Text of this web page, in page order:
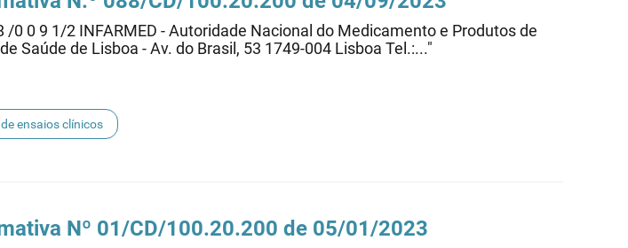
/0 0 9 1/2 INFARMED - Autoridade Nacional do Medicamento e Produtos de
Saúde de Lisboa - Av. do Brasil, 53 1749-004 Lisboa Tel.:..."
ensaios clínicos
Nº 01/CD/100.20.200 de 05/01/2023